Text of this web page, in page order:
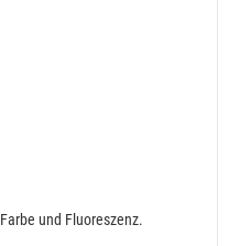
und Fluoreszenz.